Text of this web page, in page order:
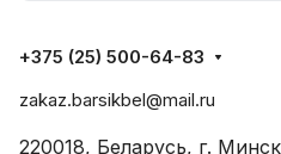
+375 (25) 500-64-83
zakaz.barsikbel@mail.ru
220018, Беларусь, г.